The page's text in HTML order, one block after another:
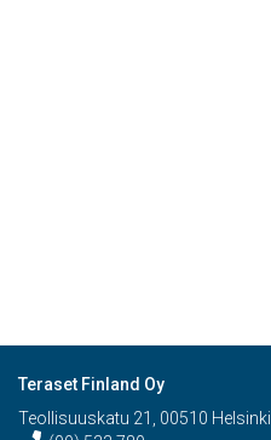
Teraset Finland Oy
Teollisuuskatu 21, 00510 Helsinki